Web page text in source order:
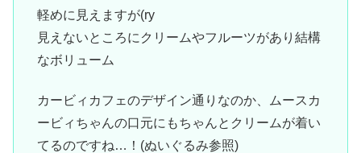
軽めに見えますが(ry
見えないところにクリームやフルーツがあり結構
なボリューム
カービィカフェのデザイン通りなのか、ムースカ
ービィちゃんの口元にもちゃんとクリームが着い
てるのですね…！(ぬいぐるみ参照)